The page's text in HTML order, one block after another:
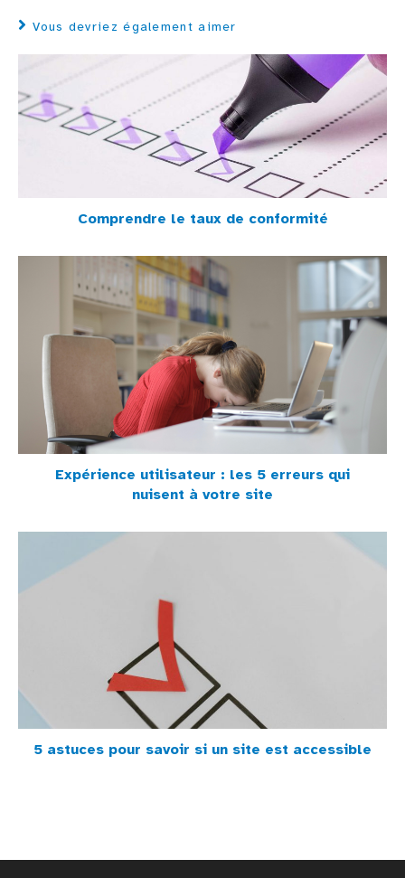
Vous devriez également aimer
Comprendre le taux de conformité
Expérience utilisateur : les 5 erreurs qui
nuisent à votre site
5 astuces pour savoir si un site est accessible